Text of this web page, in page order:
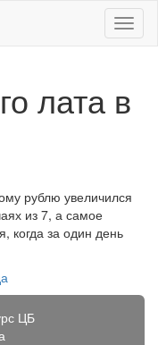
Меню
лата в
рублю увеличился
из 7, а самое
когда за один день
ЦБ